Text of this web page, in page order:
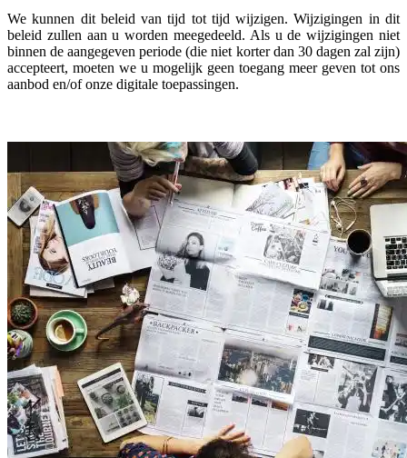
We kunnen dit beleid van tijd tot tijd wijzigen. Wijzigingen in dit
beleid zullen aan u worden meegedeeld. Als u de wijzigingen niet
binnen de aangegeven periode (die niet korter dan 30 dagen zal zijn)
accepteert, moeten we u mogelijk geen toegang meer geven tot ons
aanbod en/of onze digitale toepassingen.